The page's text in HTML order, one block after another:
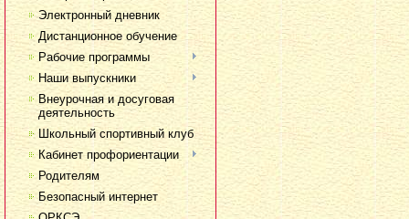
Электронный дневник
Дистанционное обучение
Рабочие программы
Наши выпускники
Внеурочная и досуговая
деятельность
Школьный спортивный клуб
Кабинет профориентации
Родителям
Безопасный интернет